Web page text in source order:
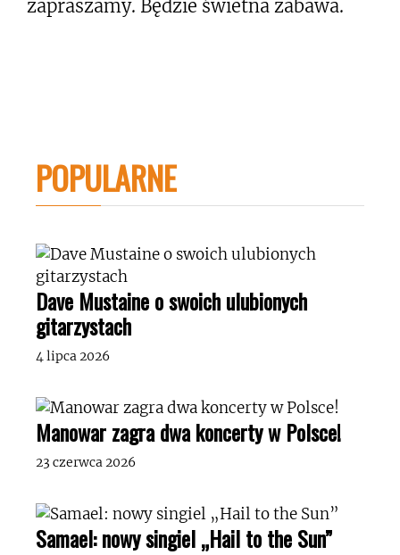
zapraszamy. Będzie świetna zabawa.
POPULARNE
Dave Mustaine o swoich ulubionych
gitarzystach
4 lipca 2026
Manowar zagra dwa koncerty w Polsce!
23 czerwca 2026
Samael: nowy singiel „Hail to the Sun”